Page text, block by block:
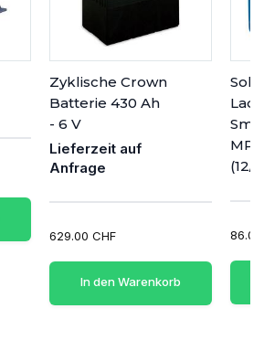
Zyklische Crown
Batterie 430 Ah
- 6 V
Lieferzeit auf
Anfrage
629.00 CHF
In den Warenkorb
(12/
86.00